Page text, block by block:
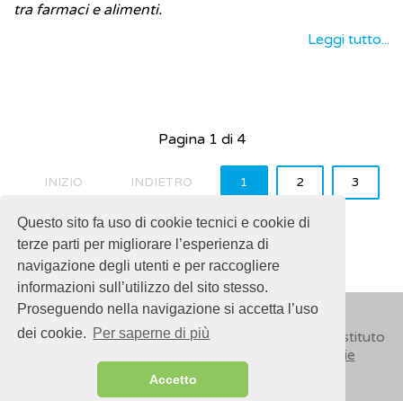
Questo sito fa uso di cookie tecnici e cookie di
terze parti per migliorare l’esperienza di
navigazione degli utenti e per raccogliere
informazioni sull’utilizzo del sito stesso.
Proseguendo nella navigazione si accetta l’uso
dei cookie. Per saperne di più
Accetto
tra farmaci e alimenti.
Leggi tutto...
Pagina 1 di 4
INIZIO INDIETRO 1 2 3
4 AVANTI FINE
© 2018ISSalute - Sito sviluppato e gestito dall’Istituto
Cookie